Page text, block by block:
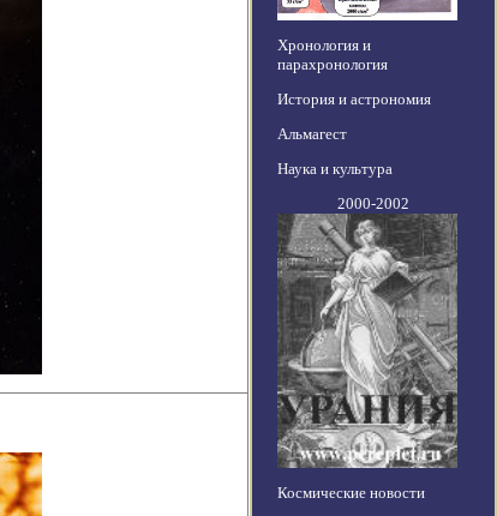
Хронология и
парахронология
История и астрономия
Альмагест
Наука и культура
2000-2002
Космические новости